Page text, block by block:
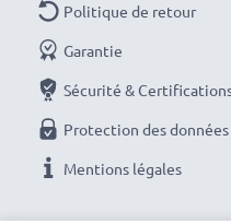
Politique de retour
Garantie
Sécurité &
Protection des données
Mentions légales